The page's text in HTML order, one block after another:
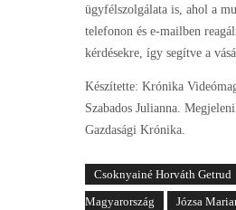
ügyfélszolgálata is, ahol a
telefonon és e-mailben
kérdésekre, így segítve a
Készítette: Krónika
Szabados Julianna.
Gazdasági Krónika.
Csoknyainé Horváth Getrud
Magyarország
Józsa